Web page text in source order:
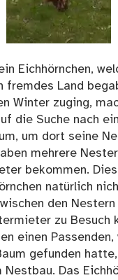
Eichhörnchen,
fremdes Land
Winter zuging,
die Suche nach
um dort seine
mehrere
bekommen.
natürlich
den
zu Besuch
einen Passenden,
gefunden
Das